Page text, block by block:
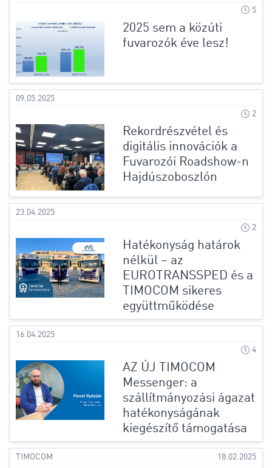
5
2025 sem a közúti
fuvarozók éve lesz!
09.05.2025
2
Rekordrészvétel és
digitális innovációk a
Fuvarozói Roadshow-n
Hajdúszoboszlón
23.04.2025
2
Hatékonyság határok
nélkül – az
EUROTRANSSPED és a
TIMOCOM sikeres
együttműködése
16.04.2025
4
AZ ÚJ TIMOCOM
Messenger: a
szállítmányozási ágazat
hatékonyságának
kiegészítő támogatása
TIMOCOM
18.02.2025